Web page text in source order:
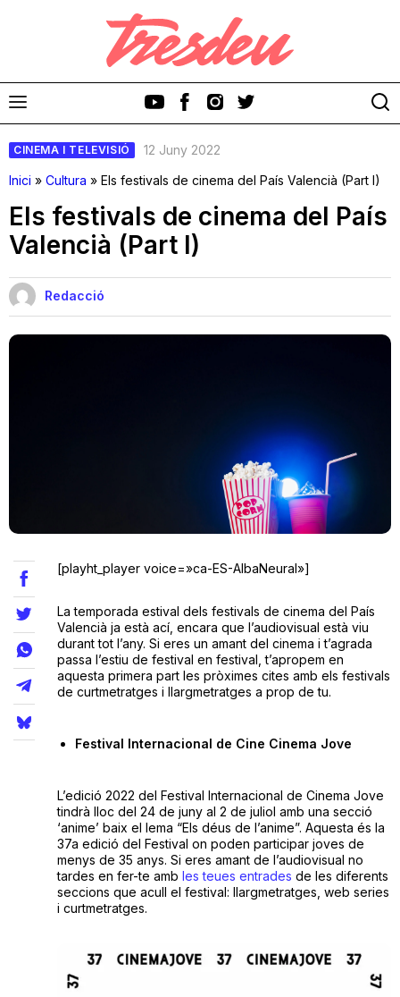
Discos
Cinema i Televisió
Internet
Llibres
La Llista
CINEMA I TELEVISIÓ
12 Juny 2022
Inici » Cultura » Els festivals de cinema del País Valencià (Part I)
Els festivals de cinema del País
Valencià (Part I)
Redacció
[playht_player voice=»ca-ES-AlbaNeural»]
La temporada estival dels festivals de cinema del País
Valencià ja està ací, encara que l’audiovisual està viu
durant tot l’any. Si eres un amant del cinema i t’agrada
passa l’estiu de festival en festival, t’apropem en
aquesta primera part les pròximes cites amb els festivals
de curtmetratges i llargmetratges a prop de tu.
Festival Internacional de Cine Cinema Jove
L’edició 2022 del Festival Internacional de Cinema Jove
tindrà lloc del 24 de juny al 2 de juliol amb una secció
‘anime’ baix el lema “Els déus de l’anime”. Aquesta és la
37a edició del Festival on poden participar joves de
menys de 35 anys. Si eres amant de l’audiovisual no
tardes en fer-te amb les teues entrades de les diferents
seccions que acull el festival: llargmetratges, web series
i curtmetratges.